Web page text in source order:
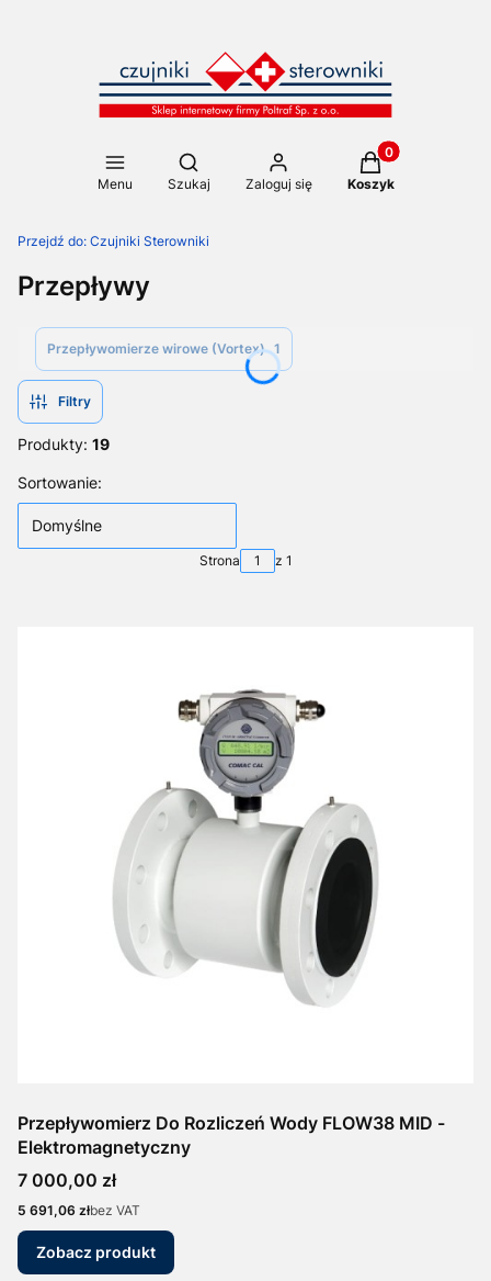
Menu
Otwórz wyszukiwarkę
Szukaj Zaloguj się
Produkty w
Koszyk
Przejdź do: Czujniki Sterowniki
Przepływy
Przepływomierze wirowe (Vortex) 1
Filtry
Produkty: 19
Lista produktów
Sortowanie:
Domyślne
Strona z 1
Przepływomierz Do Rozliczeń Wody FLOW38 MID -
Elektromagnetyczny
Cena
7 000,00 zł
Cena
5 691,06 złbez VAT
Zobacz produkt